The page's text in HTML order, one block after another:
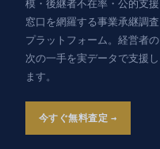
模・後継者不在率・公的支援
窓口を網羅する事業承継調査
プラットフォーム。経営者の
次の一手を実データで支援し
ます。
今すぐ無料査定